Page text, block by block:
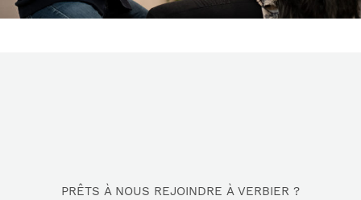
PRÊTS À NOUS REJOINDRE À VERBIER ?